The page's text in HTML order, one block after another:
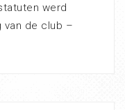
werd
van de club –